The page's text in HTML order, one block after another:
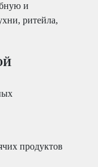
и
ритейла,
продуктов